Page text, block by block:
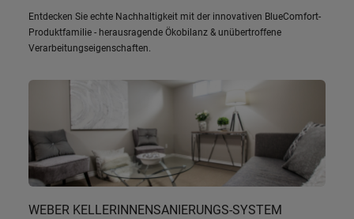
Entdecken Sie echte Nachhaltigkeit mit der innovativen BlueComfort-
Produktfamilie - herausragende Ökobilanz & unübertroffene
Verarbeitungseigenschaften.
WEBER KELLERINNENSANIERUNGS-SYSTEM